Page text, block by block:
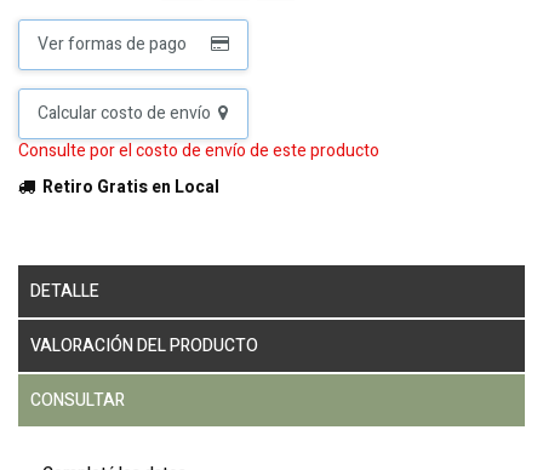
Ver formas de pago
Calcular costo de envío
Consulte por el costo de envío de este producto
Retiro Gratis en Local
DETALLE
VALORACIÓN DEL PRODUCTO
CONSULTAR